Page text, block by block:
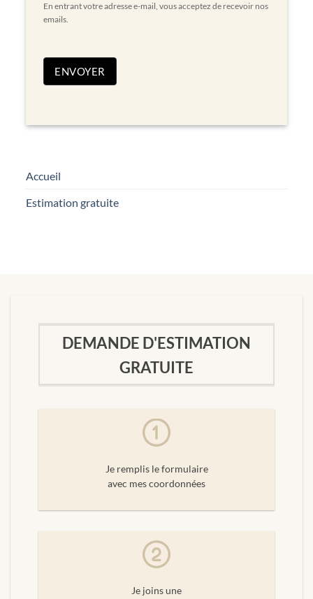
En entrant votre adresse e-mail, vous acceptez de recevoir nos
emails.
ENVOYER
Accueil
Estimation gratuite
DEMANDE D'ESTIMATION
GRATUITE
Je remplis le formulaire
avec mes coordonnées
Je joins une